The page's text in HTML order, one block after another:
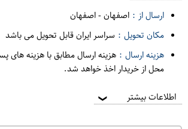
ارسال از : اصفهان-اصفهان
مکان تحویل : سراسر ایران قابل تحویل می باشد
هزینه ارسال : هزینه ارسال مطابق با هزینه های
محل از خریدار اخذ خواهد شد.
اطلاعات بیشتر ❯